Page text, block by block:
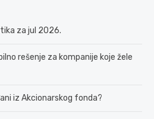
za jul 2026.
rešenje za kompanije koje žele
iz Akcionarskog fonda?